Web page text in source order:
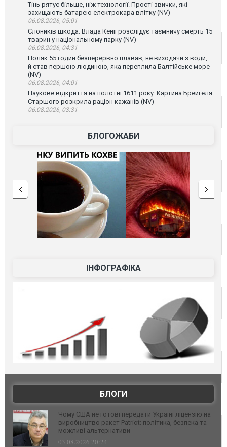
Тінь рятує більше, ніж технології. Прості звички, які
захищають батарею електрокара влітку (NV)
06.08.2026, 05:01
Слоників шкода. Влада Кенії розслідує таємничу смерть 15
тварин у національному парку (NV)
06.08.2026, 04:31
Поляк 55 годин безперервно плавав, не виходячи з води,
й став першою людиною, яка переплила Балтійське море
(NV)
06.08.2026, 04:01
Наукове відкриття на полотні 1611 року. Картина Брейгеля
Старшого розкрила раціон кажанів (NV)
06.08.2026, 03:31
БЛОГОЖАБИ
ІНФОГРАФІКА
БЛОГИ
Чому США не готові передати Україні ліцензію на
виробництво ракет Patriot: політика, безпека та
можливі альтернативи
03.08.2026 20:24